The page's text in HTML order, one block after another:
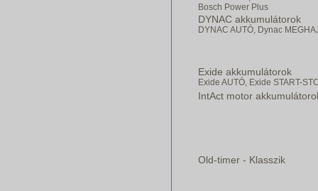
Bosch Power Plus
DYNAC akkumulátorok
DYNAC AUTÓ, Dynac
Exide akkumulátorok
Exide AUTÓ, Exide START-
IntAct motor
Old-timer - Klasszik